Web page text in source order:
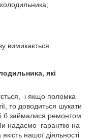
вимикається.
які
і якщо поломка
то доводиться шукати
б займалися ремонтом
надаємо гарантію на
нашої діяльності